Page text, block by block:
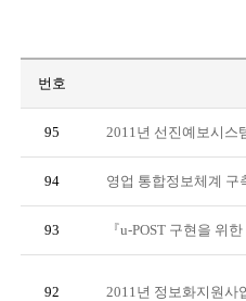
번호
95 2011년 선진예보시스
94 영업 통합정보체계 구
93 『u-POST 구현을 위
92 2011년 정보화지원사